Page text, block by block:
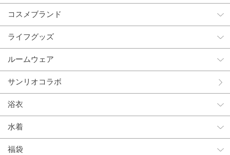
コスメブランド
ライフグッズ
ルームウェア
サンリオコラボ
浴衣
水着
福袋